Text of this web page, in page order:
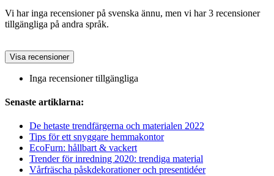
Vi har inga recensioner på svenska ännu, men vi har 3 recensioner
tillgängliga på andra språk.
Visa recensioner
Inga recensioner tillgängliga
Senaste artiklarna:
De hetaste trendfärgerna och materialen 2022
Tips för ett snyggare hemmakontor
EcoFurn: hållbart & vackert
Trender för inredning 2020: trendiga material
Vårfräscha påskdekorationer och presentidéer